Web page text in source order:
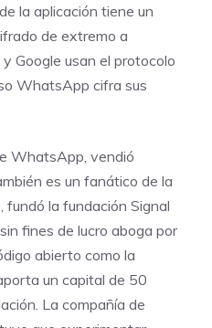
la aplicación tiene un
de extremo a
Google usan el protocolo
WhatsApp cifra sus
WhatsApp, vendió
es un fanático de la
fundó la fundación Signal
fines de lucro aboga por
abierto como la
un capital de 50
La compañía de